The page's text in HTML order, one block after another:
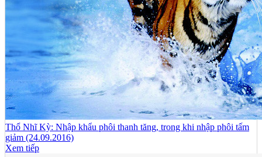
Thổ Nhĩ Kỳ: Nhập khẩu phôi thanh tăng, trong khi nhập phôi tấm
giảm (24.09.2016)
Xem tiếp